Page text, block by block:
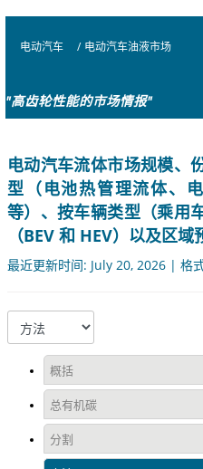
电动汽车 / 电动汽车油液市场
"高齿轮性能的市场情报"
电动汽车流体市场规模、
型（电池热管理流体、
等）、按车辆类型（乘用
（BEV 和 HEV）以及区
最近更新时间: July 20, 2026 | 格
概括
总有机碳
分割